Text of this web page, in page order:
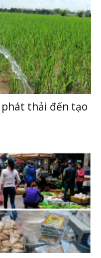
thải đến tạo